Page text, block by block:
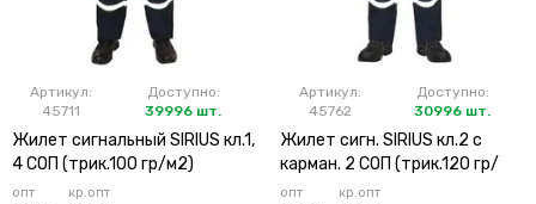
Артикул:
45711
Доступно:
39996 шт.
Жилет сигнальный SIRIUS кл.1,
4 СОП (трик.100 гр/м2)
лимонный
опт кр.опт
Артикул:
45762
Доступно:
30996 шт.
Жилет сигн. SIRIUS кл.2 с
карман. 2 СОП (трик.120 гр/
м2)
опт кр.опт